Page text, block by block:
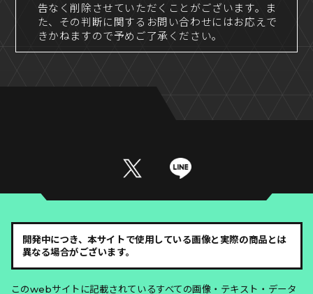
告なく削除させていただくことがございます。ま
た、その判断に関するお問い合わせにはお応えで
きかねますので予めご了承ください。
開発中につき、本サイトで使用している画像と実際の商品とは
異なる場合がございます。
このwebサイトに記載されているすべての画像・テキスト・データ